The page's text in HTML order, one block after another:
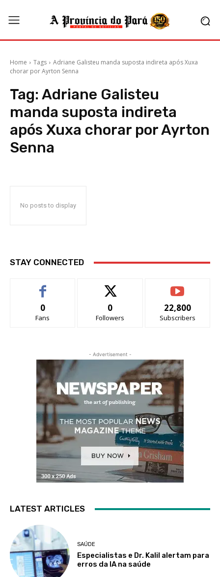
Home Tags
Adriane Galisteu manda suposta indireta após Xuxa
chorar por Ayrton Senna
Tag: Adriane Galisteu
manda suposta indireta
após Xuxa chorar por Ayrton
Senna
No posts to display
STAY CONNECTED
0
Fans
0
Followers
22,800
Subscribers
- Advertisement -
LATEST ARTICLES
SAÚDE
Especialistas e Dr. Kalil alertam para
erros da IA na saúde